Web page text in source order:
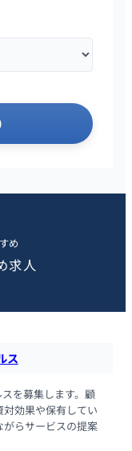
め
求人
ス
を募集します。顧
効果や保有してい
らサービスの提案